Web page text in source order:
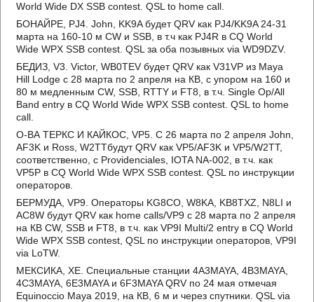
World Wide DX SSB contest. QSL to home call.
БОНАЙРЕ, PJ4. John, KK9A будет QRV как PJ4/KK9A 24-31
марта на 160-10 м CW и SSB, в т.ч как PJ4R в CQ World
Wide WPX SSB contest. QSL за оба позывных via WD9DZV.
БЕДИЗ, V3. Victor, WB0TEV будет QRV как V31VP из Maya
Hill Lodge с 28 марта по 2 апреля на КВ, с упором на 160 и
80 м медленным CW, SSB, RTTY и FT8, в т.ч. Single Op/All
Band entry в CQ World Wide WPX SSB contest. QSL to home
call.
О-ВА ТЕРКС И КАЙКОС, VP5. С 26 марта по 2 апреля John,
AF3K и Ross, W2TTбудут QRV как VP5/AF3K и VP5/W2TT,
соответственно, с Providenciales, IOTA NA-002, в т.ч. как
VP5P в CQ World Wide WPX SSB contest. QSL по инструкции
операторов.
БЕРМУДА, VP9. Операторы KG8CO, W8KA, KB8TXZ, N8LI и
AC8W будут QRV как home calls/VP9 с 28 марта по 2 апреля
на КВ CW, SSB и FT8, в т.ч. как VP9I Multi/2 entry в CQ World
Wide WPX SSB contest, QSL по инструкции операторов, VP9I
via LoTW.
МЕКСИКА, XE. Специальные станции 4A3MAYA, 4B3MAYA,
4C3MAYA, 6E3MAYA и 6F3MAYA QRV по 24 мая отмечая
Equinoccio Maya 2019, на КВ, 6 м и через спутники. QSL via